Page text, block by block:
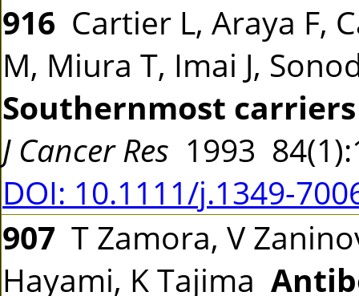
916 Cartier L, Araya F,
M, Miura T, Imai J,
Southernmost
J Cancer Res 1993
DOI: 10.1111/j.1349-
907 T Zamora, V
Hayami, K Tajima